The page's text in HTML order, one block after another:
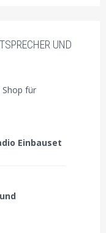
UND
für
Einbauset